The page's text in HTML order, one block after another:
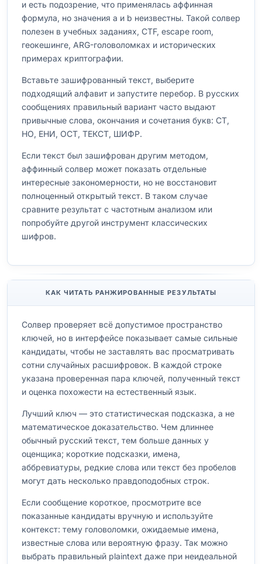
и есть подозрение, что применялась аффинная
формула, но значения a и b неизвестны. Такой солвер
полезен в учебных заданиях, CTF, escape room,
геокешинге, ARG-головоломках и исторических
примерах криптографии.
Вставьте зашифрованный текст, выберите
подходящий алфавит и запустите перебор. В русских
сообщениях правильный вариант часто выдают
привычные слова, окончания и сочетания букв: СТ,
НО, ЕНИ, ОСТ, ТЕКСТ, ШИФР.
Если текст был зашифрован другим методом,
аффинный солвер может показать отдельные
интересные закономерности, но не восстановит
полноценный открытый текст. В таком случае
сравните результат с частотным анализом или
попробуйте другой инструмент классических
шифров.
КАК ЧИТАТЬ РАНЖИРОВАННЫЕ РЕЗУЛЬТАТЫ
Солвер проверяет всё допустимое пространство
ключей, но в интерфейсе показывает самые сильные
кандидаты, чтобы не заставлять вас просматривать
сотни случайных расшифровок. В каждой строке
указана проверенная пара ключей, полученный текст
и оценка похожести на естественный язык.
Лучший ключ — это статистическая подсказка, а не
математическое доказательство. Чем длиннее
обычный русский текст, тем больше данных у
оценщика; короткие подсказки, имена,
аббревиатуры, редкие слова или текст без пробелов
могут дать несколько правдоподобных строк.
Если сообщение короткое, просмотрите все
показанные кандидаты вручную и используйте
контекст: тему головоломки, ожидаемые имена,
известные слова или вероятную фразу. Так можно
выбрать правильный plaintext даже при неидеальной